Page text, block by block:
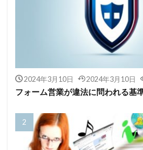
2024年3月10日 2024年3月10日
フォーム営業が違法に問われる基